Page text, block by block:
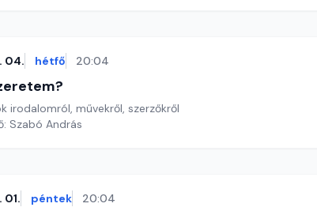
04. hétfő 20:04
irodalomról, művekről, szerzőkről
Szabó András
01. péntek 20:04